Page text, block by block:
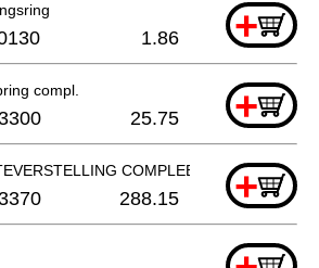
+
1.86
compl. +
25.75
COMPLEET +
288.15